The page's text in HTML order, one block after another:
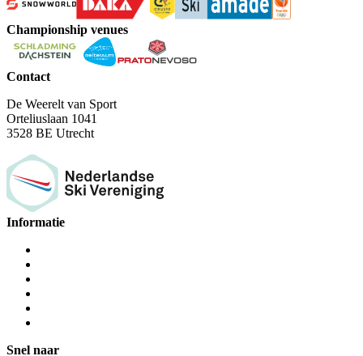
Championship venues
Contact
De Weerelt van Sport
Orteliuslaan 1041
3528 BE Utrecht
Informatie
Snel naar